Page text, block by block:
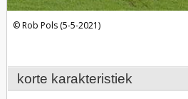
korte karakteristiek
Rob Pols (5-5-2021)